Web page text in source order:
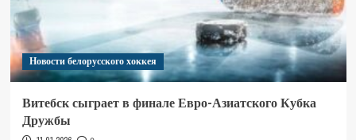
Новости белорусского хоккея
Витебск сыграет в финале Евро-Азиатского Кубка
Дружбы